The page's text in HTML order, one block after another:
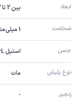
ابعاد بین 2 تا 3 سانتی‌متر
ضخامت 1 میلی‌متر
جنس استیل 316L ضدحساسیت
نوع پلیش مات
زنجیر -